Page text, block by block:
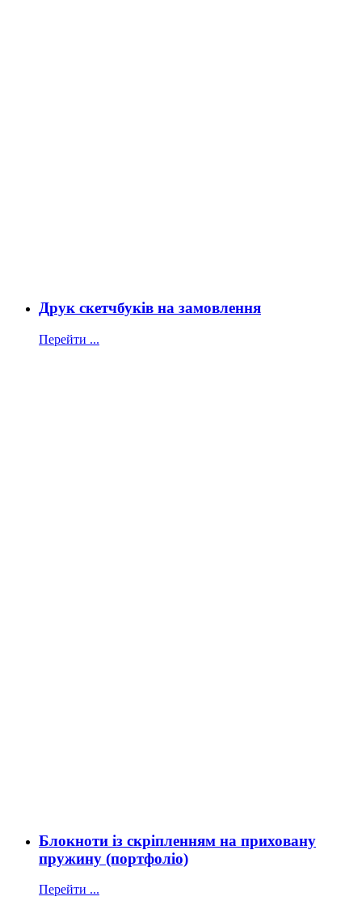
Друк скетчбуків на замовлення
Перейти ...
Блокноти із скріпленням на приховану
пружину (портфоліо)
Перейти ...